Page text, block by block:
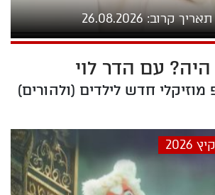
תאריך קרוב: 26.08.2026
היה? עם הדר לוי
חדש לילדים (ולהורים)